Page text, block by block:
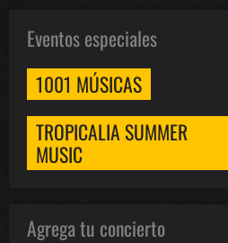
Eventos especiales
1001 MÚSICAS
TROPICALIA SUMMER
MUSIC
Agrega tu concierto